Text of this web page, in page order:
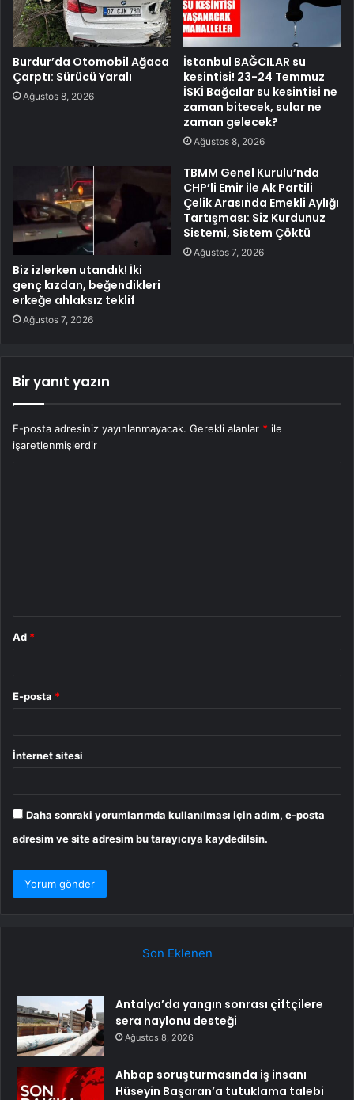
Burdur’da Otomobil Ağaca
Çarptı: Sürücü Yaralı
Ağustos 8, 2026
İstanbul BAĞCILAR su
kesintisi! 23-24 Temmuz
İSKİ Bağcılar su kesintisi ne
zaman bitecek, sular ne
zaman gelecek?
Ağustos 8, 2026
Biz izlerken utandık! İki
genç kızdan, beğendikleri
erkeğe ahlaksız teklif
Ağustos 7, 2026
TBMM Genel Kurulu’nda
CHP’li Emir ile Ak Partili
Çelik Arasında Emekli Aylığı
Tartışması: Siz Kurdunuz
Sistemi, Sistem Çöktü
Ağustos 7, 2026
Bir yanıt yazın
E-posta adresiniz yayınlanmayacak. Gerekli alanlar * ile
işaretlenmişlerdir
Ad *
E-posta *
İnternet sitesi
Daha sonraki yorumlarımda kullanılması için adım, e-posta
adresim ve site adresim bu tarayıcıya kaydedilsin.
Son Eklenen
Antalya’da yangın sonrası çiftçilere
sera naylonu desteği
Ağustos 8, 2026
Ahbap soruşturmasında iş insanı
Hüseyin Başaran’a tutuklama talebi